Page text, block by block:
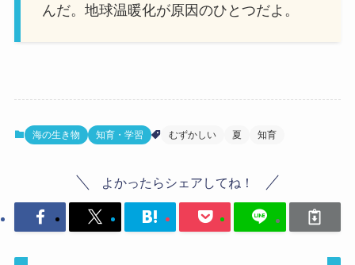
んだ。地球温暖化が原因のひとつだよ。
海の生き物 知育・学習 むずかしい 夏 知育
よかったらシェアしてね！